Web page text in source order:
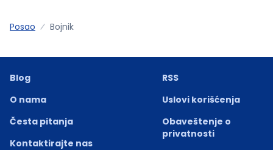
Posao Bojnik
Blog
O nama
Česta pitanja
Kontaktirajte nas
RSS
Uslovi korišćenja
Obaveštenje o
privatnosti